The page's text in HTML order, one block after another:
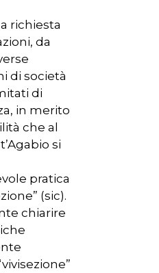
richiesta
da
di società
di
in merito
che al
si
pratica
(sic).
chiarire